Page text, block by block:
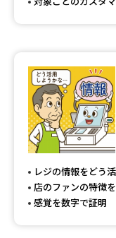
レジの情報をどう
店のファンの特徴
感覚を数字で証明